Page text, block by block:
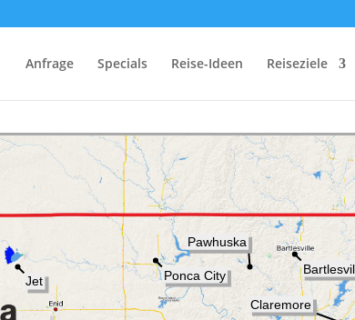
Anfrage Specials Reise-Ideen Reiseziele